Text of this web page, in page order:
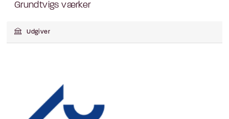
Grundtvigs værker
Udgiver